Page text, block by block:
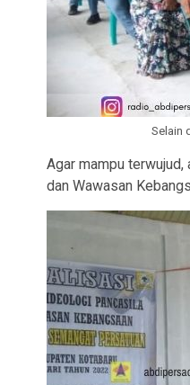
Selain
Agar mampu
dan Wawasan